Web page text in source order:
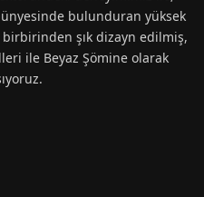
bulunduran yüksek
şık dizayn edilmiş,
ile Beyaz Şömine olarak